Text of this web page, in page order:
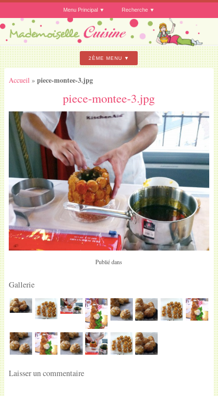
Menu Principal Recherche
2ÈME MENU
Accueil » piece-montee-3.jpg
piece-montee-3.jpg
Publié dans
Gallerie
Laisser un commentaire